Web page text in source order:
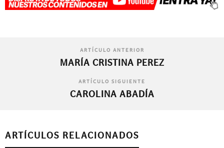
ARTÍCULO ANTERIOR
MARÍA CRISTINA PEREZ
ARTÍCULO SIGUIENTE
CAROLINA ABADÍA
ARTÍCULOS RELACIONADOS